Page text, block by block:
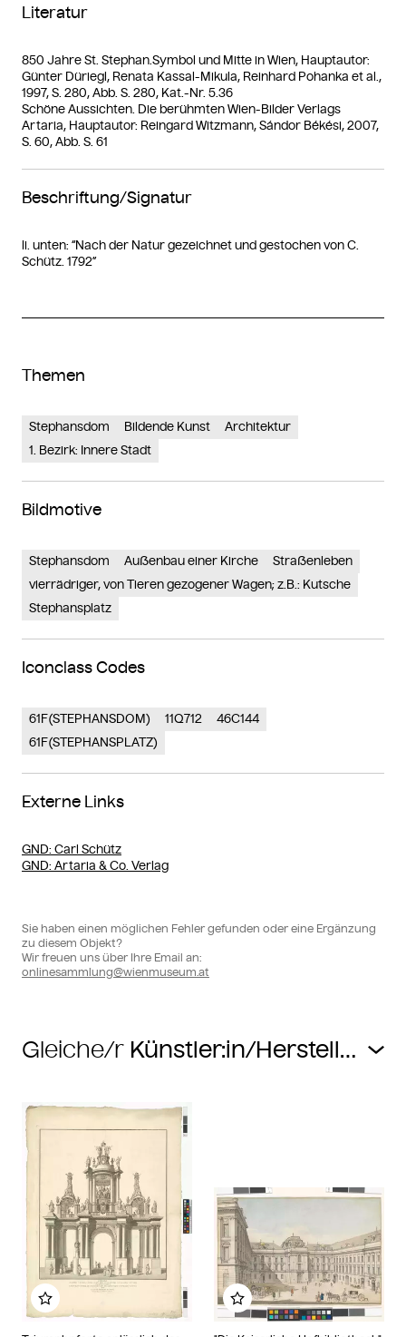
Literatur
850 Jahre St. Stephan.Symbol und Mitte in Wien, Hauptautor:
Günter Düriegl, Renata Kassal-Mikula, Reinhard Pohanka et al.,
1997, S. 280, Abb. S. 280, Kat.-Nr. 5.36
Schöne Aussichten. Die berühmten Wien-Bilder Verlags
Artaria, Hauptautor: Reingard Witzmann, Sándor Békési, 2007,
S. 60, Abb. S. 61
Beschriftung/Signatur
li. unten: “Nach der Natur gezeichnet und gestochen von C.
Schütz. 1792”
Themen
Stephansdom Bildende Kunst
Architektur
1. Bezirk: Innere Stadt
Bildmotive
Stephansdom Außenbau einer Kirche
Straßenleben
vierrädriger, von Tieren gezogener Wagen; z.B.: Kutsche
Stephansplatz
Iconclass Codes
61F(STEPHANSDOM) 11Q712
46C144
61F(STEPHANSPLATZ)
Externe Links
GND: Carl Schütz
GND: Artaria & Co. Verlag
Sie haben einen möglichen Fehler gefunden oder eine Ergänzung
zu diesem Objekt?
Wir freuen uns über Ihre Email an:
onlinesammlung@wienmuseum.at
Gleiche/r
Zu meinem Album hinzufügenZu meinem Album